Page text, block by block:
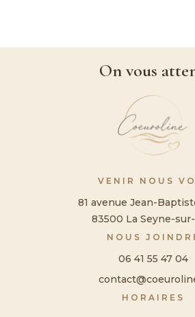
On vous
VENIR NOUS
81 avenue Jean-
83500 La Seyne-
NOUS
06 41 55 47 04
HORAIRES